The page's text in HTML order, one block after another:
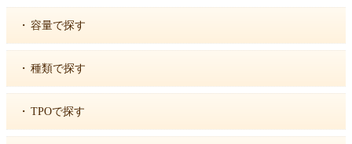
・ 容量で探す
・ 種類で探す
・ TPOで探す